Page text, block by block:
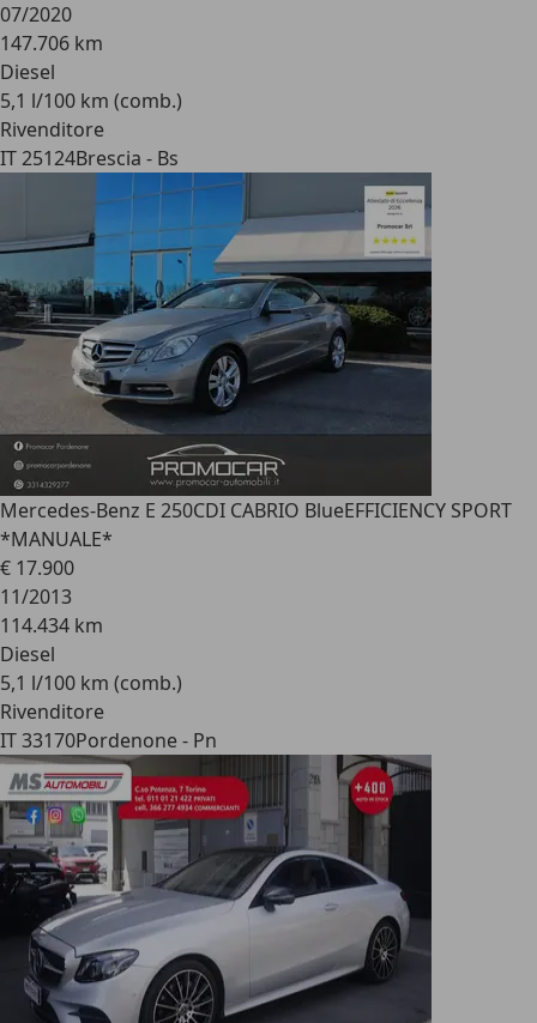
07/2020
147.706 km
Diesel
5,1 l/100 km (comb.)
Rivenditore
IT 25124Brescia - Bs
Mercedes-Benz E 250CDI CABRIO BlueEFFICIENCY SPORT
*MANUALE*
€ 17.900
11/2013
114.434 km
Diesel
5,1 l/100 km (comb.)
Rivenditore
IT 33170Pordenone - Pn